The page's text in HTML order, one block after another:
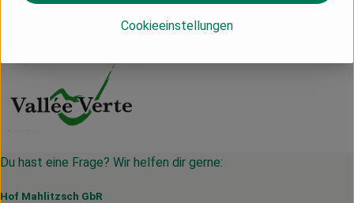
Frankreich
Du hast eine Frage? Wir helfen dir gerne:
Hof Mahlitzsch GbR
Cookieeinstellungen